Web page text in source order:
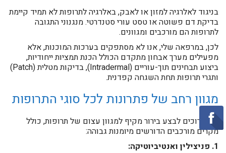
​בניגוד לאלרגיה למזון או לאבק, באלרגיה לתרופות לא תמיד קיימת
בדיקת דם פשוטה או טסט עורי סטנדרטי. מנגנוני התגובה
לתרופות הם מורכבים ומגוונים.
לכן, במרפאה שלי, אנו לא מסתפקים בערכות המוכנות, אלא
מפעילים מערך אבחון מתקדם הכולל הכנת תמציות ייחודיות,
ביצוע תבחינים תוך-עוריים (Intradermal), בדיקות מטלית (Patch)
ותגרי תרופות תחת השגחה קפדנית.
​מגוון רחב של פתרונות לכל סוגי התרופות
​אנו ערוכים לבצע בירור מקיף למגוון עצום של תרופות, כולל
מקרים מורכבים הדורשים מיומנות גבוהה:
1. פניצילין ואנטיביוטיקה: